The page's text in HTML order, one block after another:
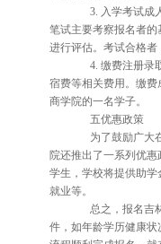
3. 入学考试成人
笔试主要考察报名者
进行评估。考试合格者
4. 缴费注册录取
宿费等相关费用。缴
商学院的一名学子。
五优惠政策
为了鼓励广大在
院还推出了一系列优
学生，学校将提供助
就业等。
总之，报名吉林
件，如年龄学历健康状